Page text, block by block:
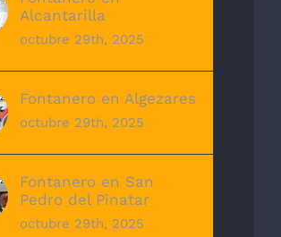
Alcantarilla
octubre 29th, 2025
Fontanero en Algezares
octubre 29th, 2025
Fontanero en San
Pedro del Pinatar
octubre 29th, 2025